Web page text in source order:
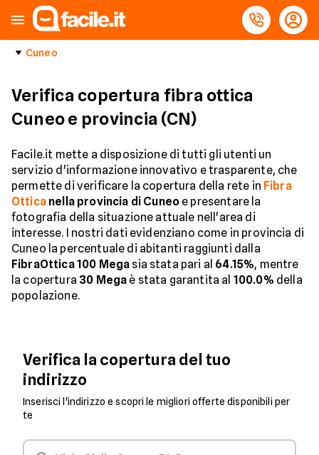
Cuneo
Verifica copertura fibra ottica
Cuneo e provincia (CN)
Facile.it mette a disposizione di tutti gli utenti un
servizio d'informazione innovativo e trasparente, che
permette di verificare la copertura della rete in Fibra
Ottica nella provincia di Cuneoe presentare la
fotografia della situazione attuale nell'area di
interesse. I nostri dati evidenziano come in provincia di
Cuneo la percentuale di abitanti raggiunti dalla
FibraOttica 100 Mega sia stata pari al 64.15%, mentre
la copertura 30 Mega è stata garantita al 100.0% della
popolazione.
Verifica la copertura del tuo
indirizzo
Inserisci l'indirizzo e scopri le migliori offerte disponibili per
te